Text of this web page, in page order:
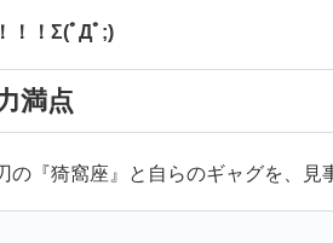
！！Σ(ﾟДﾟ;)
満点
の『猗窩座』と自らのギャグを、見